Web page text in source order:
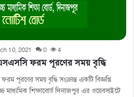
10, 2021 0 4
ফরম পূরণের সময় বৃদ্ধি
পূরণের সময় বৃদ্ধি সংক্রান্ত একটি বিজ্ঞপ্তি
মাধ্যমিক শিক্ষাবোর্ড দিনাজপুর এর ওয়েবসাইটে